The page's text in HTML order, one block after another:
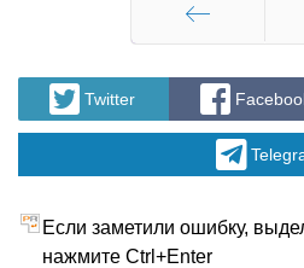
Назад
Twitter
Если заметили ошибку,
нажмите Ctrl+Enter